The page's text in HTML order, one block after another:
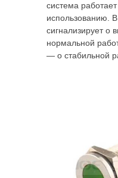
система
использованию.
сигнализирует о
нормальной
— о стабильной